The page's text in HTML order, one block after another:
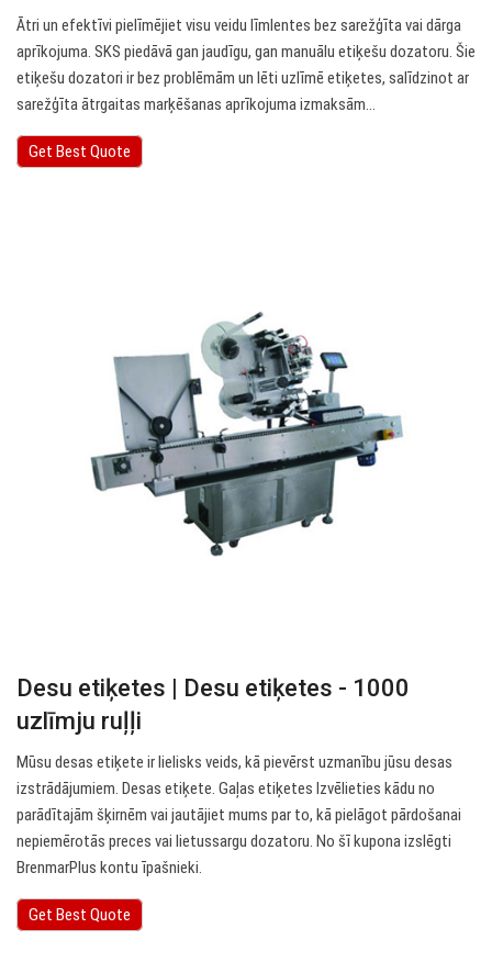
Ātri un efektīvi pielīmējiet visu veidu līmlentes bez sarežģīta vai dārga
aprīkojuma. SKS piedāvā gan jaudīgu, gan manuālu etiķešu dozatoru. Šie
etiķešu dozatori ir bez problēmām un lēti uzlīmē etiķetes, salīdzinot ar
sarežģīta ātrgaitas marķēšanas aprīkojuma izmaksām…
Get Best Quote
Desu etiķetes | Desu etiķetes - 1000
uzlīmju ruļļi
Mūsu desas etiķete ir lielisks veids, kā pievērst uzmanību jūsu desas
izstrādājumiem. Desas etiķete. Gaļas etiķetes Izvēlieties kādu no
parādītajām šķirnēm vai jautājiet mums par to, kā pielāgot pārdošanai
nepiemērotās preces vai lietussargu dozatoru. No šī kupona izslēgti
BrenmarPlus kontu īpašnieki.
Get Best Quote